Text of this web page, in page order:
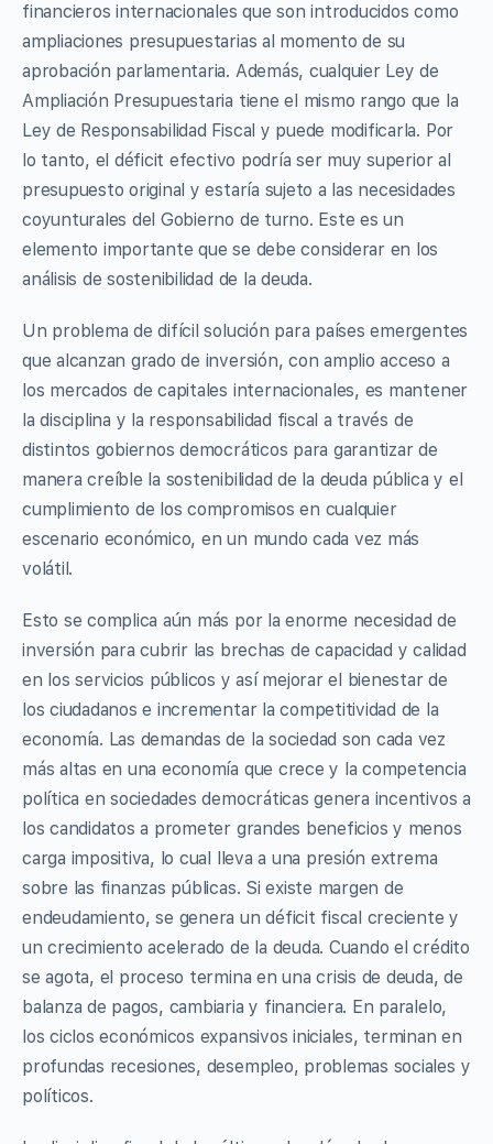
financieros internacionales que son introducidos como
ampliaciones presupuestarias al momento de su
aprobación parlamentaria. Además, cualquier Ley de
Ampliación Presupuestaria tiene el mismo rango que la
Ley de Responsabilidad Fiscal y puede modificarla. Por
lo tanto, el déficit efectivo podría ser muy superior al
presupuesto original y estaría sujeto a las necesidades
coyunturales del Gobierno de turno. Este es un
elemento importante que se debe considerar en los
análisis de sostenibilidad de la deuda.
Un problema de difícil solución para países emergentes
que alcanzan grado de inversión, con amplio acceso a
los mercados de capitales internacionales, es mantener
la disciplina y la responsabilidad fiscal a través de
distintos gobiernos democráticos para garantizar de
manera creíble la sostenibilidad de la deuda pública y el
cumplimiento de los compromisos en cualquier
escenario económico, en un mundo cada vez más
volátil.
Esto se complica aún más por la enorme necesidad de
inversión para cubrir las brechas de capacidad y calidad
en los servicios públicos y así mejorar el bienestar de
los ciudadanos e incrementar la competitividad de la
economía. Las demandas de la sociedad son cada vez
más altas en una economía que crece y la competencia
política en sociedades democráticas genera incentivos a
los candidatos a prometer grandes beneficios y menos
carga impositiva, lo cual lleva a una presión extrema
sobre las finanzas públicas. Si existe margen de
endeudamiento, se genera un déficit fiscal creciente y
un crecimiento acelerado de la deuda. Cuando el crédito
se agota, el proceso termina en una crisis de deuda, de
balanza de pagos, cambiaria y financiera. En paralelo,
los ciclos económicos expansivos iniciales, terminan en
profundas recesiones, desempleo, problemas sociales y
políticos.